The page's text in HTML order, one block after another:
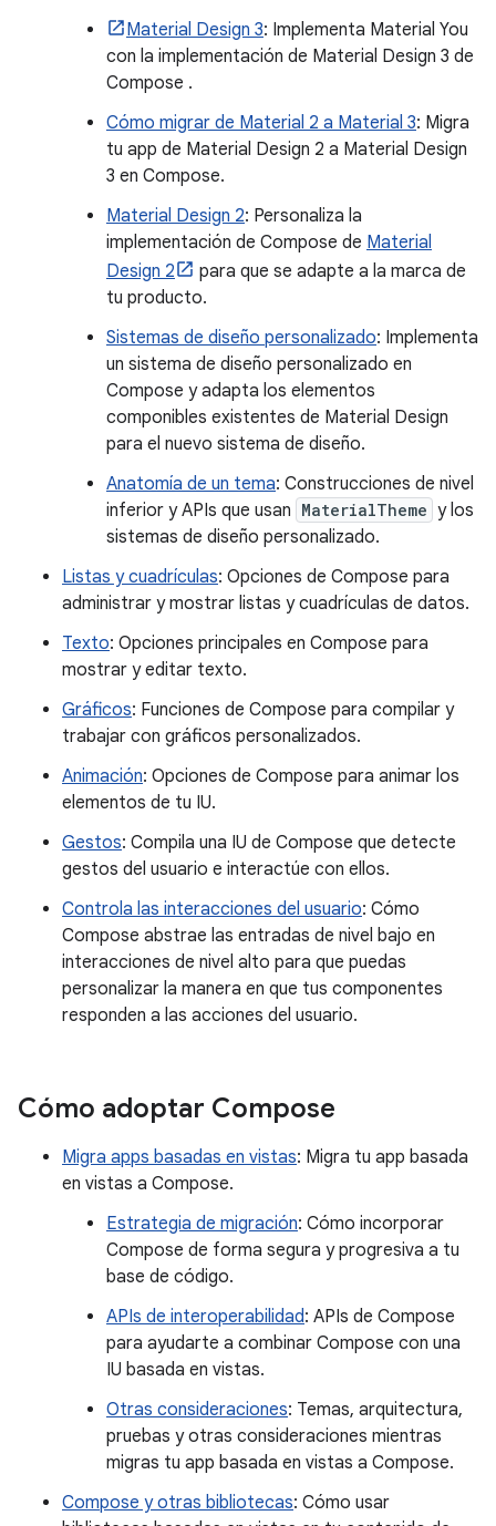
Material Design 3: Implementa Material You
con la implementación de Material Design 3 de
Compose .
Cómo migrar de Material 2 a Material 3: Migra
tu app de Material Design 2 a Material Design
3 en Compose.
Material Design 2: Personaliza la
implementación de Compose de Material
Design 2
para que se adapte a la marca de
tu producto.
Sistemas de diseño personalizado: Implementa
un sistema de diseño personalizado en
Compose y adapta los elementos
componibles existentes de Material Design
para el nuevo sistema de diseño.
Anatomía de un tema: Construcciones de nivel
inferior y APIs que usan MaterialTheme y los
sistemas de diseño personalizado.
Listas y cuadrículas: Opciones de Compose para
administrar y mostrar listas y cuadrículas de datos.
Texto: Opciones principales en Compose para
mostrar y editar texto.
Gráficos: Funciones de Compose para compilar y
trabajar con gráficos personalizados.
Animación: Opciones de Compose para animar los
elementos de tu IU.
Gestos: Compila una IU de Compose que detecte
gestos del usuario e interactúe con ellos.
Controla las interacciones del usuario: Cómo
Compose abstrae las entradas de nivel bajo en
interacciones de nivel alto para que puedas
personalizar la manera en que tus componentes
responden a las acciones del usuario.
Cómo adoptar Compose
Migra apps basadas en vistas: Migra tu app basada
en vistas a Compose.
Estrategia de migración: Cómo incorporar
Compose de forma segura y progresiva a tu
base de código.
APIs de interoperabilidad: APIs de Compose
para ayudarte a combinar Compose con una
IU basada en vistas.
Otras consideraciones: Temas, arquitectura,
pruebas y otras consideraciones mientras
migras tu app basada en vistas a Compose.
Compose y otras bibliotecas: Cómo usar